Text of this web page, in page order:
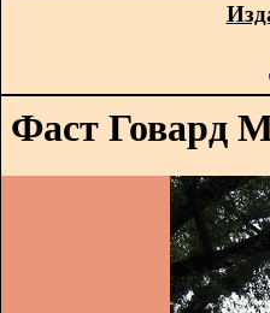
Фаст Говард